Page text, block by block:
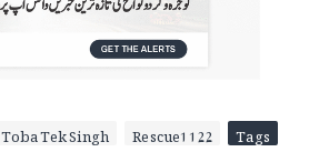
Tags
Rescue1122
Toba Tek Singh